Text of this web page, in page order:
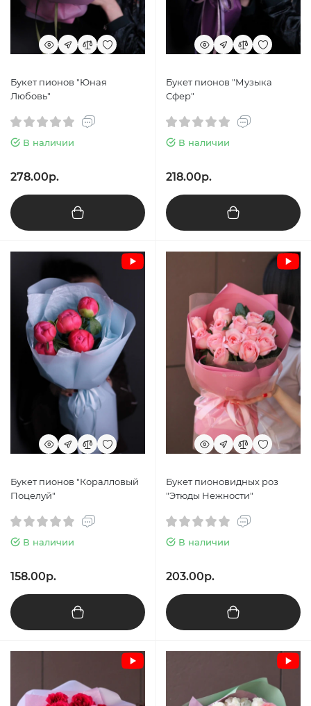
Букет пионов "Юная
Любовь"
В наличии
278.00р.
Букет пионов "Музыка
Сфер"
В наличии
218.00р.
Букет пионов "Коралловый
Поцелуй"
В наличии
158.00р.
Букет пионовидных роз
"Этюды Нежности"
В наличии
203.00р.